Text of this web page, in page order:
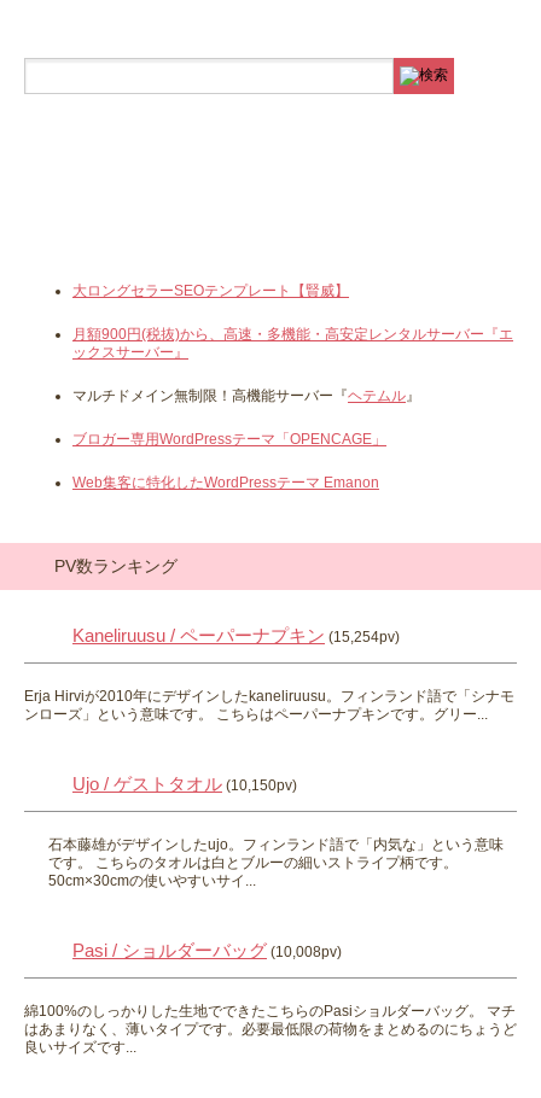
大ロングセラーSEOテンプレート【賢威】
月額900円(税抜)から、高速・多機能・高安定レンタルサーバー『エ
ックスサーバー』
マルチドメイン無制限！高機能サーバー『ヘテムル』
ブロガー専用WordPressテーマ「OPENCAGE」
Web集客に特化したWordPressテーマ Emanon
PV数ランキング
Kaneliruusu / ペーパーナプキン (15,254pv)
Erja Hirviが2010年にデザインしたkaneliruusu。フィンランド語で「シナモ
ンローズ」という意味です。 こちらはペーパーナプキンです。グリー...
Ujo / ゲストタオル (10,150pv)
石本藤雄がデザインしたujo。フィンランド語で「内気な」という意味
です。 こちらのタオルは白とブルーの細いストライプ柄です。
50cm×30cmの使いやすいサイ...
Pasi / ショルダーバッグ (10,008pv)
綿100%のしっかりした生地でできたこちらのPasiショルダーバッグ。 マチ
はあまりなく、薄いタイプです。必要最低限の荷物をまとめるのにちょうど
良いサイズです...